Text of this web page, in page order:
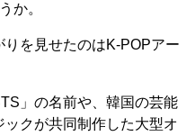
か。
を見せたのはK-POPアー
」の名前や、韓国の芸能
クが共同制作した大型オ